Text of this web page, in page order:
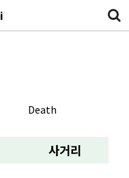
Death
사거리